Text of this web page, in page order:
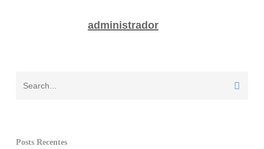
administrador
Posts Recentes